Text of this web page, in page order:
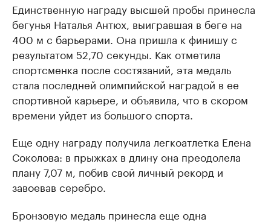
Единственную награду высшей пробы принесла
бегунья Наталья Антюх, выигравшая в беге на
400 м с барьерами. Она пришла к финишу с
результатом 52,70 секунды. Как отметила
спортсменка после состязаний, эта медаль
стала последней олимпийской наградой в ее
спортивной карьере, и объявила, что в скором
времени уйдет из большого спорта.
Еще одну награду получила легкоатлетка Елена
Соколова: в прыжках в длину она преодолела
плану 7,07 м, побив свой личный рекорд и
завоевав серебро.
Бронзовую медаль принесла еще одна